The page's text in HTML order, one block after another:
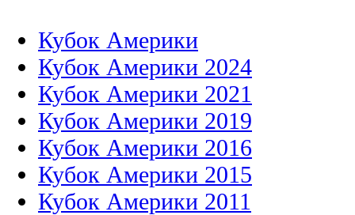
Кубок Америки
Кубок Америки 2024
Кубок Америки 2021
Кубок Америки 2019
Кубок Америки 2016
Кубок Америки 2015
Кубок Америки 2011